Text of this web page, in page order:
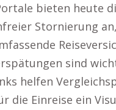
bieten heute
Stornierung
sind
helfen
die Einreise ein